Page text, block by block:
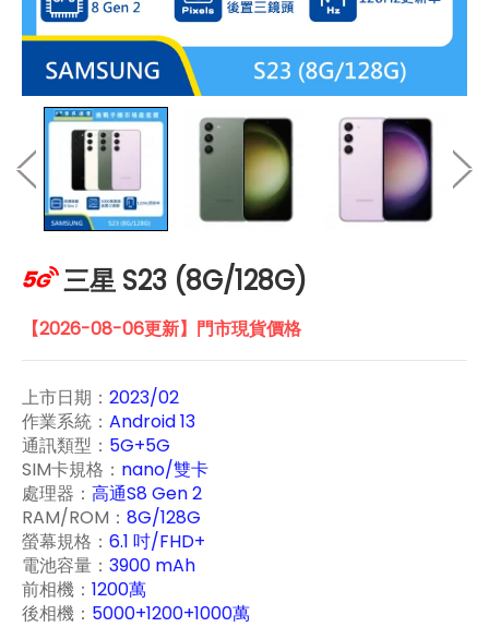
三星 S23 (8G/128G)
【2026-08-06更新】門市現貨價格
上市日期： 2023/02
作業系統： Android 13
通訊類型： 5G+5G
SIM卡規格： nano/雙卡
處理器： 高通S8 Gen 2
RAM/ROM： 8G/128G
螢幕規格： 6.1 吋/FHD+
電池容量： 3900 mAh
前相機： 1200萬
後相機： 5000+1200+1000萬